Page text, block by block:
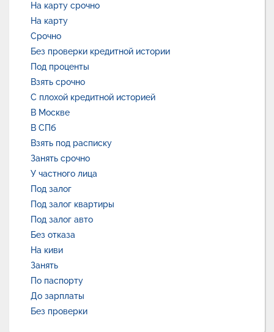
На карту срочно
На карту
Срочно
Без проверки кредитной истории
Под проценты
Взять срочно
С плохой кредитной историей
В Москве
В СПб
Взять под расписку
Занять срочно
У частного лица
Под залог
Под залог квартиры
Под залог авто
Без отказа
На киви
Занять
По паспорту
До зарплаты
Без проверки